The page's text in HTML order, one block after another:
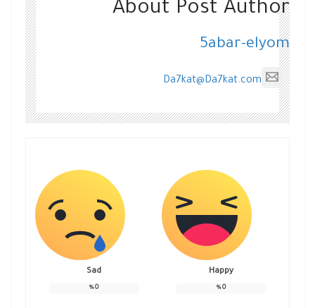
About Post Author
5abar-elyom
Da7kat@Da7kat.com
Happy
0
%
Sad
0
%